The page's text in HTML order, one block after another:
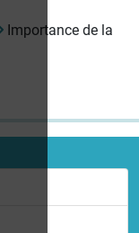
Importance de la